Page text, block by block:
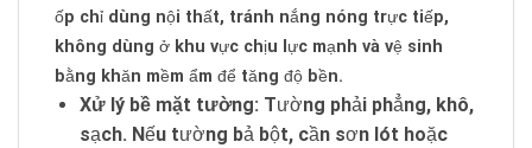
ốp chỉ dùng nội thất, tránh nắng nóng trực tiếp,
không dùng ở khu vực chịu lực mạnh và vệ sinh
bằng khăn mềm ẩm để tăng độ bền.
Xử lý bề mặt tường: Tường phải phẳng, khô,
sạch. Nếu tường bả bột, cần sơn lót hoặc